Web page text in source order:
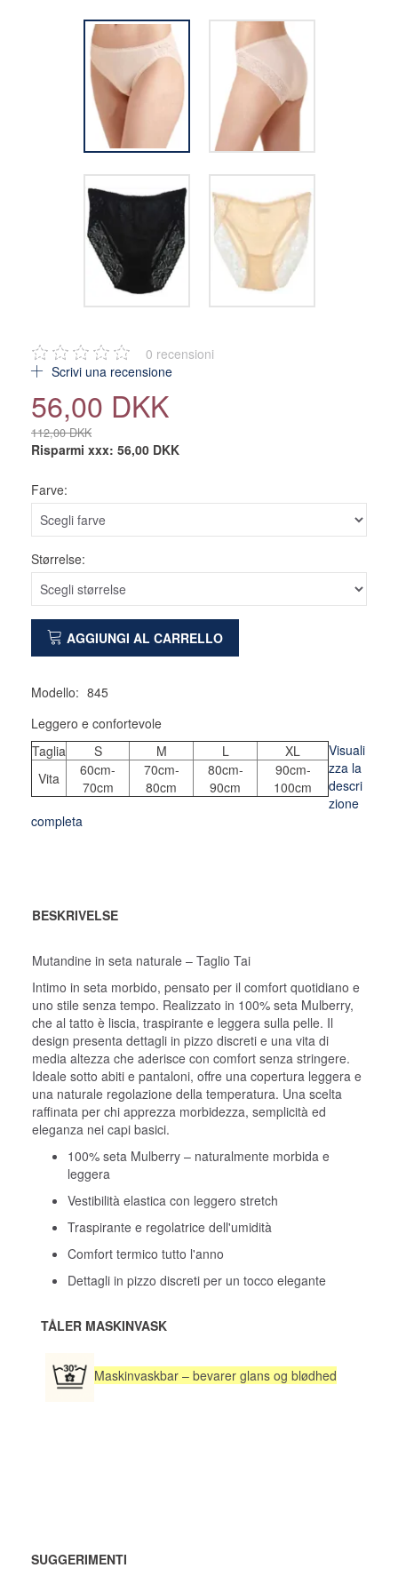
0 recensioni
Scrivi una recensione
56,00 DKK
112,00 DKK
Risparmi xxx: 56,00 DKK
Farve:
Størrelse:
AGGIUNGI AL CARRELLO
Modello: 845
Leggero e confortevole
Taglia
S M L
XL
Vita
60cm-
70cm
70cm-
80cm
80cm-
90cm
90cm-
100cm
Visuali
zza la
descri
zione
completa
BESKRIVELSE
Mutandine in seta naturale – Taglio Tai
Intimo in seta morbido, pensato per il comfort quotidiano e
uno stile senza tempo. Realizzato in 100% seta Mulberry,
che al tatto è liscia, traspirante e leggera sulla pelle. Il
design presenta dettagli in pizzo discreti e una vita di
media altezza che aderisce con comfort senza stringere.
Ideale sotto abiti e pantaloni, offre una copertura leggera e
una naturale regolazione della temperatura. Una scelta
raffinata per chi apprezza morbidezza, semplicità ed
eleganza nei capi basici.
100% seta Mulberry – naturalmente morbida e
leggera
Vestibilità elastica con leggero stretch
Traspirante e regolatrice dell'umidità
Comfort termico tutto l'anno
Dettagli in pizzo discreti per un tocco elegante
TÅLER MASKINVASK
Maskinvaskbar – bevarer glans og blødhed
SUGGERIMENTI